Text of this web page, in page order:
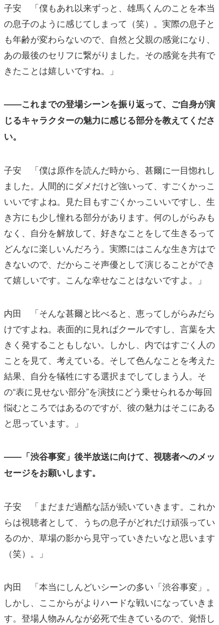
子安 「僕もあれ以来ずっと、雄馬くんのことを本当
の息子のように感じてしまって（笑）。実際の息子と
も年齢が変わらないので、自然と父親の感覚になり、
あの最後のセリフに繋がりました。その感覚を共有で
きたことは嬉しいですね。」
――これまでの登場シーンを振り返って、ご自身が演
じるキャラクターの魅力に感じる部分を教えてくださ
い。
子安 「僕は原作を読んだ時から、甚爾に一目惚れし
ました。人間的にダメだけど強いって、すごくかっこ
いいですよね。見た目もすごくかっこいいですし、生
き方にも少し憧れる部分があります。何のしがらみも
なく、自分を解放して、好きなことをして生きるって
どんなに楽しいんだろう。実際にはこんな生き方はで
きないので、だからこそ声優として演じることができ
て嬉しいです。こんな幸せなことはないですよ。」
内田 「そんな甚爾と比べると、恵ってしがらみだら
けですよね。表面的に見ればクールですし、言葉を大
きく発することもしない。しかし、内ではすごく人の
ことを見て、考えている。そして色んなことを考えた
結果、自分を犠牲にする選択までしてしまう人。そ
の“表に見せない部分”を演技にどう乗せられるか毎回
悩むところではあるのですが、彼の魅力はそこにある
と思っています。」
――「渋谷事変」後半放送に向けて、視聴者へのメッ
セージをお願いします。
子安 「まだまだ過酷な話が続いていきます。これか
らは視聴者として、うちの息子がどれだけ頑張ってい
るのか、草場の影から見守っていきたいなと思います
（笑）。」
内田 「本当にしんどいシーンの多い「渋谷事変」。
しかし、ここからがよりハードな戦いになっていきま
す。登場人物みんなが必死で生きているので、覚悟し